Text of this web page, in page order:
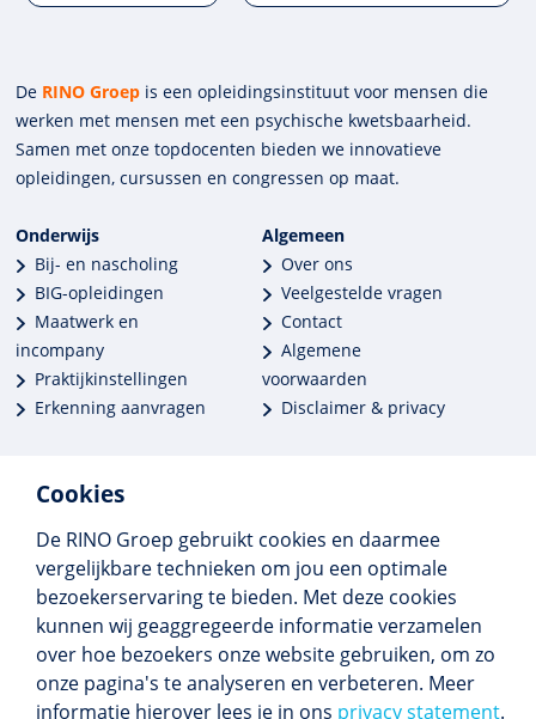
Cookies
De RINO Groep gebruikt cookies en daarmee
vergelijkbare technieken om jou een optimale
bezoekerservaring te bieden. Met deze cookies
kunnen wij geaggregeerde informatie verzamelen
over hoe bezoekers onze website gebruiken, om zo
onze pagina's te analyseren en verbeteren. Meer
informatie hierover lees je in ons privacy statement.
De RINO Groep is een opleidings­insti­tuut voor mensen die
werken met mensen met een psychische kwets­baar­heid.
Samen met onze top­docenten bieden we innova­tieve
opleidingen, cursussen en congres­sen op maat.
Onderwijs
Bij- en nascholing
BIG-opleidingen
Maatwerk en
incompany
Praktijkinstellingen
Erkenning aanvragen
Algemeen
Over ons
Veelgestelde vragen
Contact
Algemene
voorwaarden
Disclaimer & privacy
Meer dan 250 opleidingen
Alle BIG-opleidingen in huis
Cedeo-erkend en CRKBO-geregistreerd
Gemiddelde beoordeling 8,4